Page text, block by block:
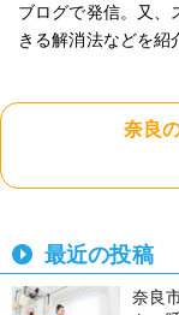
ブログで発信。又、
きる解消法などを紹
奈良
最近の投稿
奈良